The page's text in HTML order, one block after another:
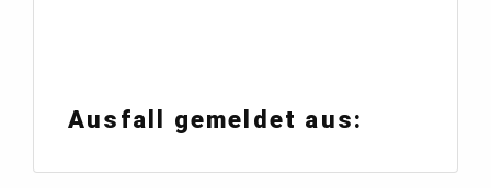
Ausfall gemeldet aus: